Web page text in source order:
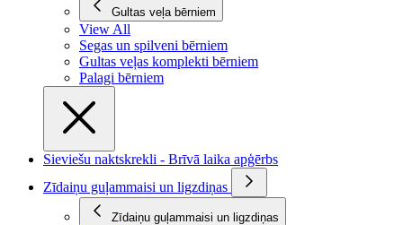
Gultas veļa bērniem
View All
Segas un spilveni bērniem
Gultas veļas komplekti bērniem
Palagi bērniem
Sieviešu naktskrekli - Brīvā laika apģērbs
Zīdaiņu guļammaisi un ligzdiņas
Zīdaiņu guļammaisi un ligzdiņas